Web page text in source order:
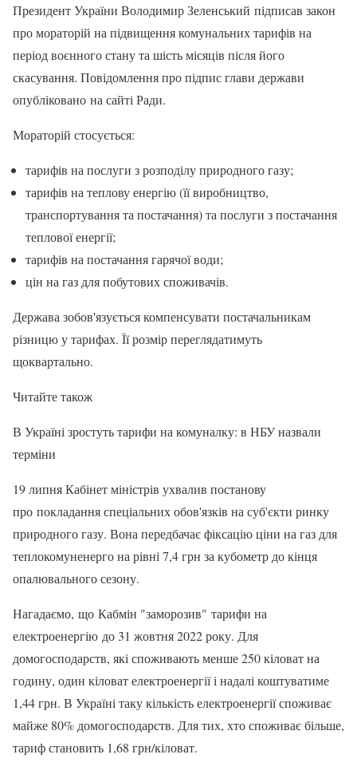
Президент України Володимир Зеленський підписав закон
про мораторій на підвищення комунальних тарифів на
період воєнного стану та шість місяців після його
скасування. Повідомлення про підпис глави держави
опубліковано на сайті Ради.
Мораторій стосується:
тарифів на послуги з розподілу природного газу;
тарифів на теплову енергію (її виробництво,
транспортування та постачання) та послуги з постачання
теплової енергії;
тарифів на постачання гарячої води;
цін на газ для побутових споживачів.
Держава зобов'язується компенсувати постачальникам
різницю у тарифах. Її розмір переглядатимуть
щоквартально.
Читайте також
В Україні зростуть тарифи на комуналку: в НБУ назвали
терміни
19 липня Кабінет міністрів ухвалив постанову
про покладання спеціальних обов'язків на суб'єкти ринку
природного газу. Вона передбачає фіксацію ціни на газ для
теплокомуненерго на рівні 7,4 грн за кубометр до кінця
опалювального сезону.
Нагадаємо, що Кабмін "заморозив" тарифи на
електроенергію до 31 жовтня 2022 року. Для
домогосподарств, які споживають менше 250 кіловат на
годину, один кіловат електроенергії і надалі коштуватиме
1,44 грн. В Україні таку кількість електроенергії споживає
майже 80% домогосподарств. Для тих, хто споживає більше,
тариф становить 1,68 грн/кіловат.